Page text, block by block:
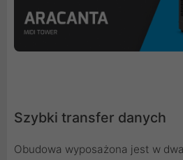
Szybki transfer danych
Obudowa wyposażona jest w